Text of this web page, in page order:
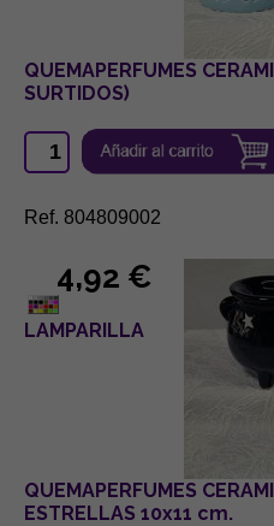
QUEMAPERFUMES
SURTIDOS)
Ref. 804809002
4,92 €
LAMPARILLA
QUEMAPERFUMES
ESTRELLAS 10x11 cm.